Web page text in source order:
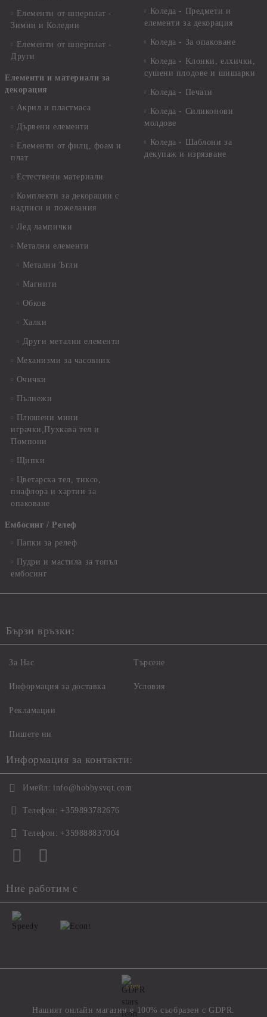
Елементи от шперплат -
Зимни и Коледни
Елементи от шперплат -
Други
Елементи и материали за
декорация
Акрил и пластмаса
Дървени елементи
Елементи от филц, фоам и
плат
Естествени материали
Комплекти за декорации с
надписи и пожелания
Лед лампички
Метални елементи
Метални Ъгли
Магнити
Обков
Халки
Други метални елементи
Механизми за часовник
Очички
Пълнежи
Плюшени мини
играчки,Пухкава тел и
Помпони
Щипки
Цветарска тел, тиксо,
пиафлора и хартии за
опаковане
Ембосинг / Релеф
Папки за релеф
Пудри и мастила за топъл
ембосинг
Коледа - Предмети и
елементи за декорация
Коледа - За опаковане
Коледа - Kлонки, елхички,
сушени плодове и шишарки
Коледа - Печати
Коледа - Силиконови
молдове
Коледа - Шаблони за
декупаж и изрязване
Бързи връзки:
За Нас
Информация за доставка
Рекламации
Пишете ни
Търсене
Условия
Информация за контакти:
Имейл: info@hobbysvqt.com
Телефон: +359893782676
Телефон: +359888837004
Ние работим с
GDPR
Нашият онлайн магазин е 100% съобразен с GDPR.